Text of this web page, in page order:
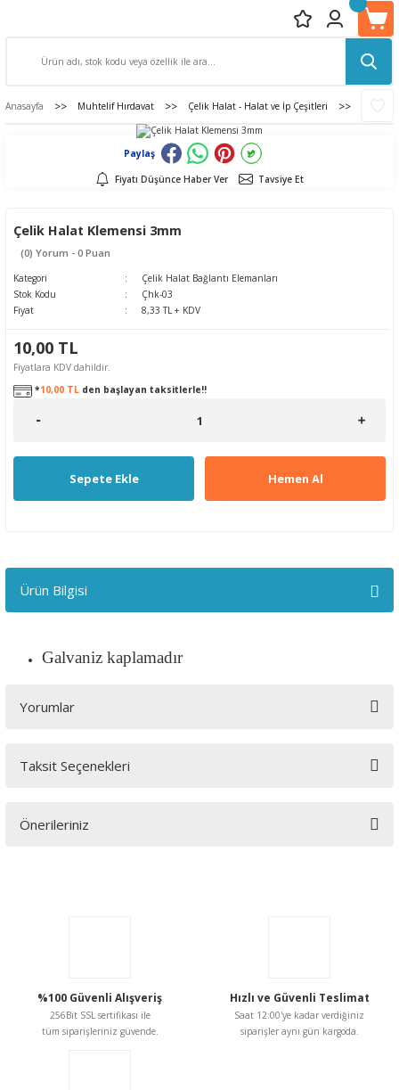
Anasayfa Muhtelif Hırdavat Çelik Halat - Halat ve İp Çeşitleri
Paylaş
Fiyatı Düşünce Haber Ver Tavsiye Et
Çelik Halat Klemensi 3mm
(0) Yorum - 0 Puan
Kategori
Çelik Halat Bağlantı Elemanları
Stok Kodu
Çhk-03
Fiyat
8,33 TL + KDV
10,00 TL
Fiyatlara KDV dahildir.
*10,00 TL den başlayan taksitlerle!!
Sepete Ekle Hemen Al
Ürün Bilgisi
Galvaniz kaplamadır
Yorumlar
Taksit Seçenekleri
Önerileriniz
Ürün açıklamasında eksik bilgiler bulunuyor.
Ürün bilgilerinde hatalar bulunuyor.
%100 Güvenli Alışveriş
256Bit SSL sertifikası ile
tüm siparişleriniz güvende.
Hızlı ve Güvenli Teslimat
Saat 12:00'ye kadar verdiğiniz
siparişler aynı gün kargoda.